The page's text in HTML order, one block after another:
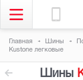
Главная Шины
Kustone легковые
Шины